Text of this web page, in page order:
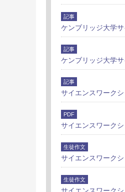
記事
ケンブリッジ大学
記事
ケンブリッジ大学
記事
サイエンスワーク
PDF
サイエンスワーク
生徒作文
サイエンスワーク
生徒作文